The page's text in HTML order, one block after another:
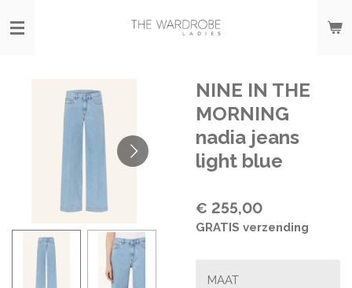
direct
NINE IN THE
MORNING
nadia jeans
light blue
€ 255,00
GRATIS verzending
MAAT